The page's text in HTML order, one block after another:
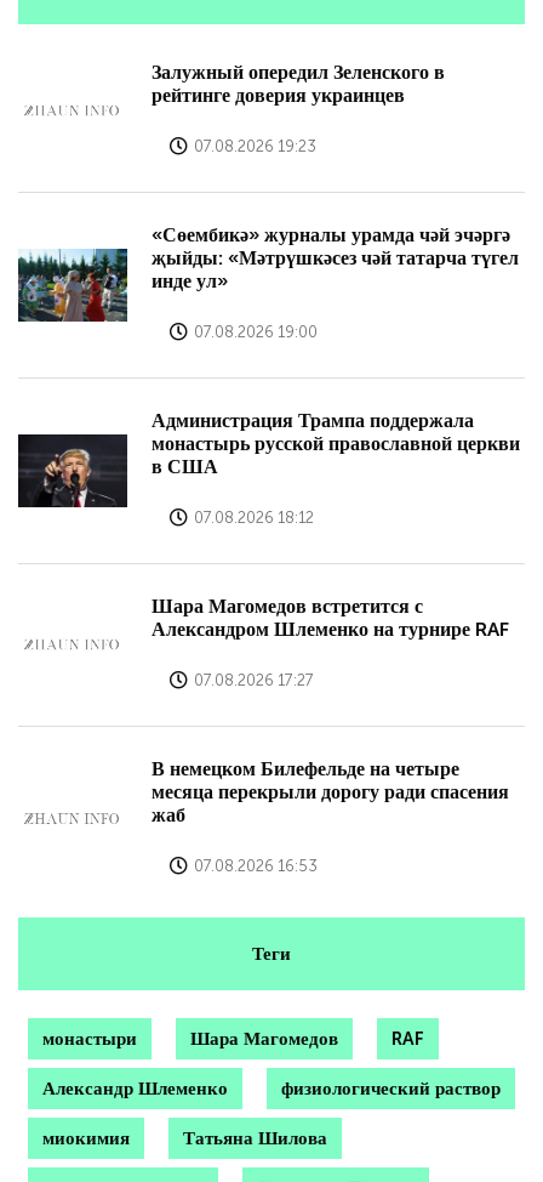
Залужный опередил Зеленского в
рейтинге доверия украинцев
07.08.2026 19:23
«Сөембикә» журналы урамда чәй эчәргә
җыйды: «Мәтрүшкәсез чәй татарча түгел
инде ул»
07.08.2026 19:00
Администрация Трампа поддержала
монастырь русской православной церкви
в США
07.08.2026 18:12
Шара Магомедов встретится с
Александром Шлеменко на турнире RAF
07.08.2026 17:27
В немецком Билефельде на четыре
месяца перекрыли дорогу ради спасения
жаб
07.08.2026 16:53
Теги
монастыри Шара Магомедов RAF
Александр Шлеменко физиологический раствор
миокимия Татьяна Шилова